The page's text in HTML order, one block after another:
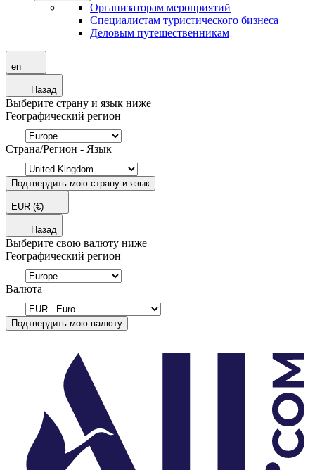
Организаторам мероприятий
Специалистам туристического бизнеса
Деловым путешественникам
en
Назад
Выберите страну и язык ниже
Географический регион
Страна/Регион - Язык
Подтвердить мою страну и язык
EUR (€)
Назад
Выберите свою валюту ниже
Географический регион
Валюта
Подтвердить мою валюту